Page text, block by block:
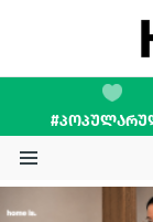
STORIES